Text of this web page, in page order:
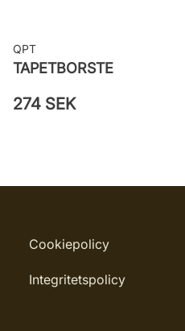
QPT
TAPETBORSTE
274 SEK
Cookiepolicy
Integritetspolicy